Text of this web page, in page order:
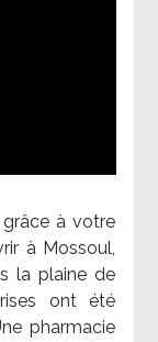
à votre
à Mossoul,
la plaine de
ont été
pharmacie